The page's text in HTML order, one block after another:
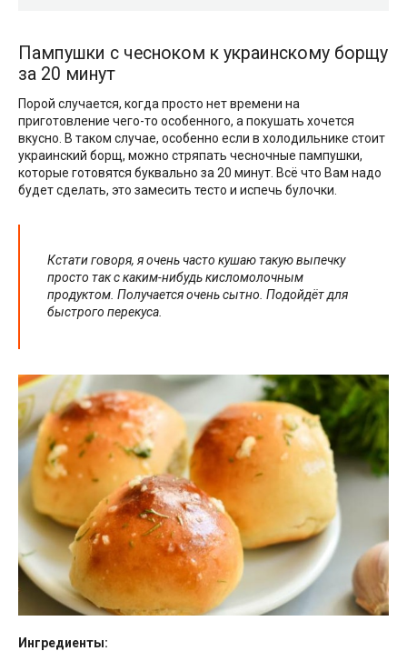
Пампушки с чесноком к украинскому борщу
за 20 минут
Порой случается, когда просто нет времени на
приготовление чего-то особенного, а покушать хочется
вкусно. В таком случае, особенно если в холодильнике стоит
украинский борщ, можно стряпать чесночные пампушки,
которые готовятся буквально за 20 минут. Всё что Вам надо
будет сделать, это замесить тесто и испечь булочки.
Кстати говоря, я очень часто кушаю такую выпечку
просто так с каким-нибудь кисломолочным
продуктом. Получается очень сытно. Подойдёт для
быстрого перекуса.
Ингредиенты: